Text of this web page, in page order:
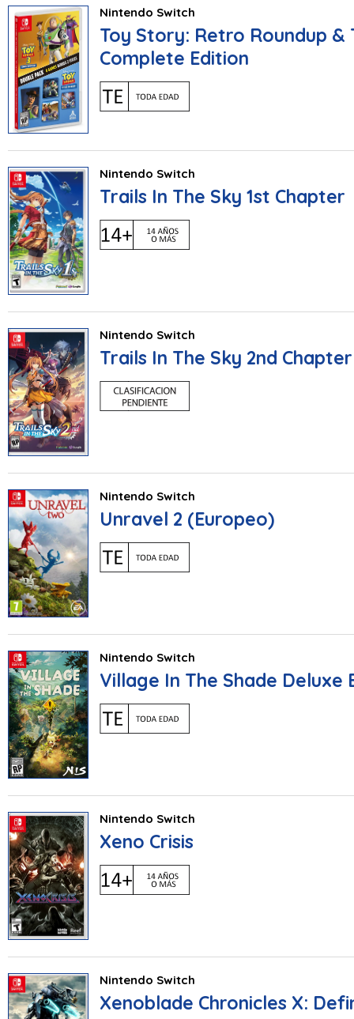
Nintendo Switch
Toy Story: Retro Roundup &
Complete Edition
Nintendo Switch
Trails In The Sky 1st Chapter
Nintendo Switch
Trails In The Sky 2nd Chapter
Nintendo Switch
Unravel 2 (Europeo)
Nintendo Switch
Village In The Shade Deluxe
Nintendo Switch
Xeno Crisis
Nintendo Switch
Xenoblade Chronicles X: